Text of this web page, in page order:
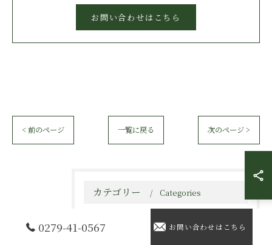
お問い合わせはこちら
< 前のページ 一覧に戻る 次のページ >
カテゴリー Categories
全てのカテゴリー
0279-41-0567 お問い合わせはこちら